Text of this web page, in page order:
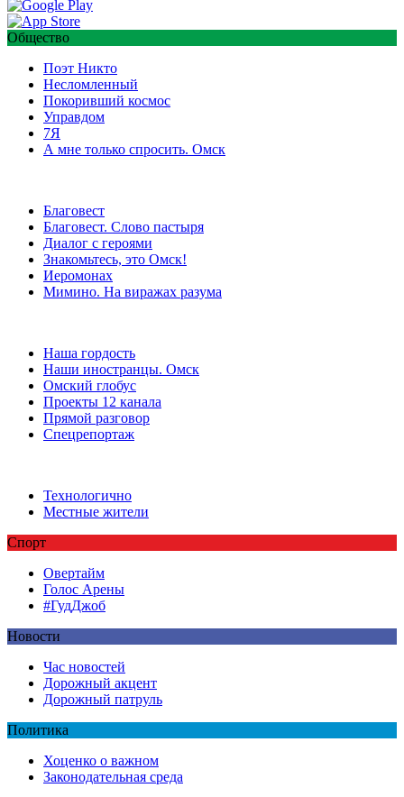
Общество
Поэт Никто
Несломленный
Покоривший космос
Управдом
7Я
А мне только спросить. Омск
Благовест
Благовест. Слово пастыря
Диалог с героями
Знакомьтесь, это Омск!
Иеромонах
Мимино. На виражах разума
Наша гордость
Наши иностранцы. Омск
Омский глобус
Проекты 12 канала
Прямой разговор
Спецрепортаж
Технологично
Местные жители
Спорт
Овертайм
Голос Арены
#ГудДжоб
Новости
Час новостей
Дорожный акцент
Дорожный патруль
Политика
Хоценко о важном
Законодательная среда